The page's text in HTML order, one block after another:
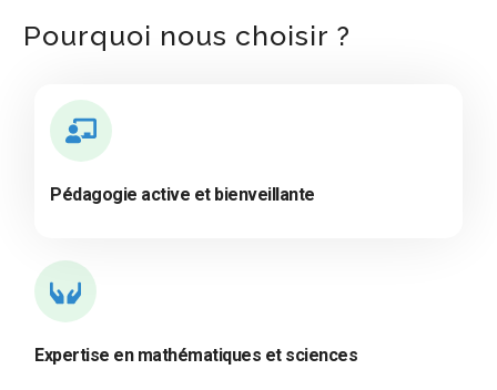
Pourquoi nous choisir ?
Expertise en mathématiques et sciences
Pédagogie active et bienveillante